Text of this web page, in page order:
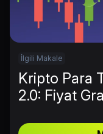
İlgili Makale
Kripto Para
2.0: Fiyat